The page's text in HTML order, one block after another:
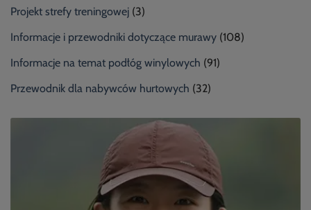
Projekt strefy treningowej (3)
Informacje i przewodniki dotyczące murawy (108)
Informacje na temat podłóg winylowych (91)
Przewodnik dla nabywców hurtowych (32)